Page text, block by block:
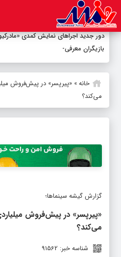
دور جدید اجراهای نمایش کمدی
بازیگران معرفی شدند
خانه» «پیرپسر» در پیش‌فروش
می‌کند؟
گزارش گیشه سینماها؛
«پیرپسر» در پیش‌فروش
می‌کند؟
شناسه خبر: 91562